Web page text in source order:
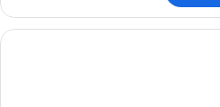
Estándar
(1
adulto)